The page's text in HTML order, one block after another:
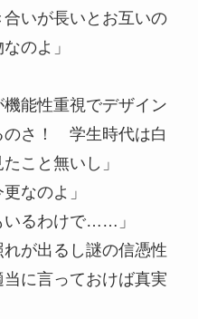
いが長いとお互いの
のよ」
機能性重視でデザイン
のさ！ 学生時代は白
こと無いし」
なのよ」
いるわけで……」
れが出るし謎の信憑性
に言っておけば真実